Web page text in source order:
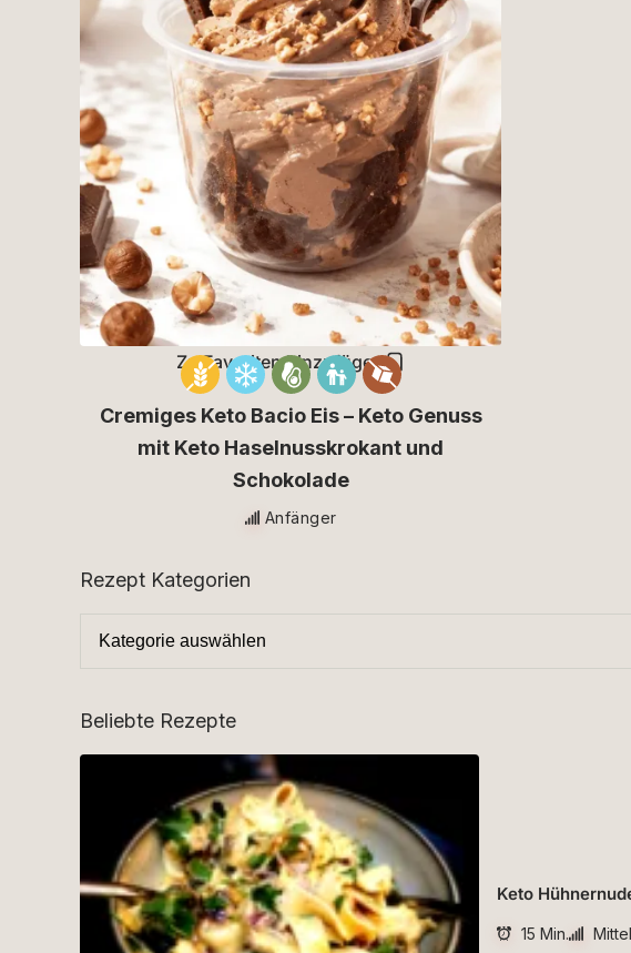
Zu Favoriten hinzufügen
Cremiges Keto Bacio Eis – Keto Genuss
mit Keto Haselnusskrokant und
Schokolade
Anfänger
Rezept Kategorien
Beliebte Rezepte
Keto
15 Min.